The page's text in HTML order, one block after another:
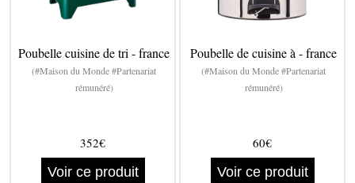
Poubelle cuisine de tri - france
(#Maison du Monde #Partenariat
rémunéré)
352€
Voir ce produit
Poubelle de cuisine à - france
(#Maison du Monde #Partenariat
rémunéré)
60€
Voir ce produit